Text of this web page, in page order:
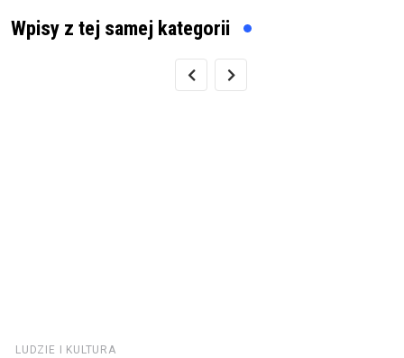
Wpisy z tej samej kategorii
LUDZIE I KULTURA